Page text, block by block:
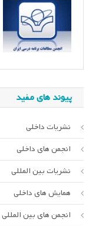
پیوند های مفید
نشریات داخلی
انجمن های داخلی
نشریات بین المللی
همایش های داخلی
انجمن های بین المللی